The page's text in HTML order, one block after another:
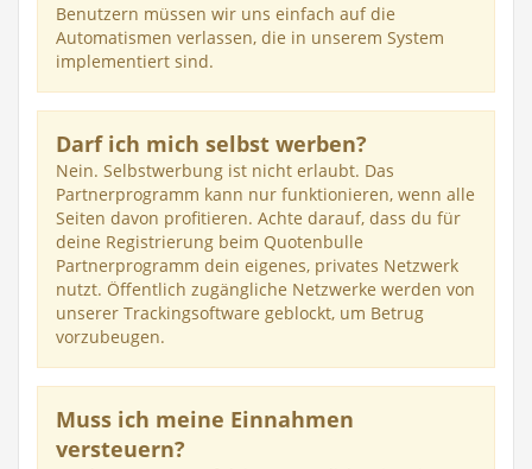
Benutzern müssen wir uns einfach auf die
Automatismen verlassen, die in unserem System
implementiert sind.
Darf ich mich selbst werben?
Nein. Selbstwerbung ist nicht erlaubt. Das
Partnerprogramm kann nur funktionieren, wenn alle
Seiten davon profitieren. Achte darauf, dass du für
deine Registrierung beim Quotenbulle
Partnerprogramm dein eigenes, privates Netzwerk
nutzt. Öffentlich zugängliche Netzwerke werden von
unserer Trackingsoftware geblockt, um Betrug
vorzubeugen.
Muss ich meine Einnahmen
versteuern?